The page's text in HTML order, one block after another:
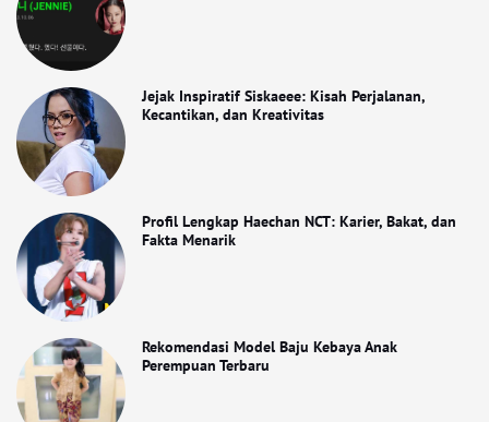
Jejak Inspiratif Siskaeee: Kisah Perjalanan,
Kecantikan, dan Kreativitas
Profil Lengkap Haechan NCT: Karier, Bakat, dan
Fakta Menarik
Rekomendasi Model Baju Kebaya Anak
Perempuan Terbaru